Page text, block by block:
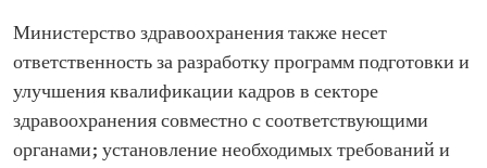
Министерство здравоохранения также несет
ответственность за разработку программ подготовки и
улучшения квалификации кадров в секторе
здравоохранения совместно с соответствующими
органами; установление необходимых требований и